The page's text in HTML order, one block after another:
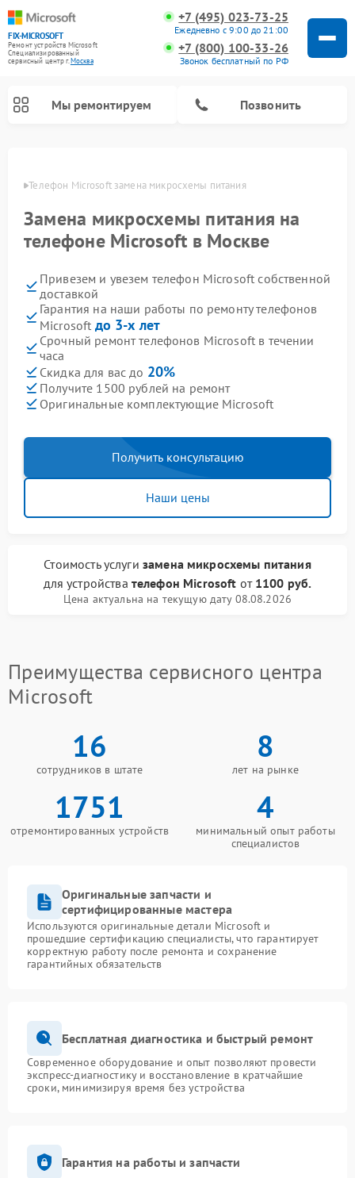
FIX-MICROSOFT
Ремонт устройств Microsoft
Специализированный
cервисный центр г.Москва
+7 (495) 023-73-25
Ежедневно с 9:00 до 21:00
+7 (800) 100-33-26
Звонок бесплатный по РФ
Мы ремонтируем Позвонить
Телефон Microsoft замена микросхемы питания
Замена микросхемы питания на
телефоне Microsoft в Москве
Привезем и увезем телефон Microsoft собственной
доставкой
Гарантия на наши работы по ремонту телефонов
Microsoft до 3-х лет
Срочный ремонт телефонов Microsoft в течении
часа
Скидка для вас до 20%
Получите 1500 рублей на ремонт
Оригинальные комплектующие Microsoft
Получить консультацию
Наши цены
Стоимость услуги замена микросхемы питания
для устройства телефон Microsoft от 1100 руб.
Цена актуальна на текущую дату 08.08.2026
Преимущества сервисного центра
Microsoft
16
сотрудников в штате
8
лет на рынке
1751
отремонтированных устройств
4
минимальный опыт работы
специалистов
Оригинальные запчасти и
сертифицированные мастера
Используются оригинальные детали Microsoft и
прошедшие сертификацию специалисты, что гарантирует
корректную работу после ремонта и сохранение
гарантийных обязательств
Бесплатная диагностика и быстрый ремонт
Современное оборудование и опыт позволяют провести
экспресс-диагностику и восстановление в кратчайшие
сроки, минимизируя время без устройства
Гарантия на работы и запчасти